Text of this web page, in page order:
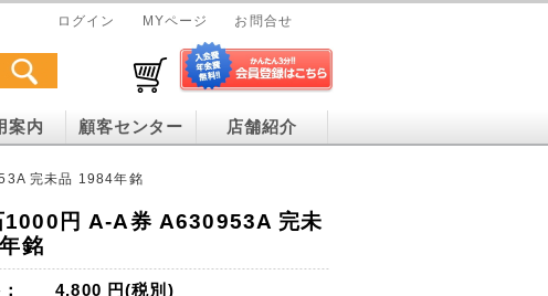
ログイン MYページ お問合せ
案内 顧客センター 店舗紹介
完未品 1984年銘
1000円 A-A券 A630953A 完未
銘
4,800 円(税別)